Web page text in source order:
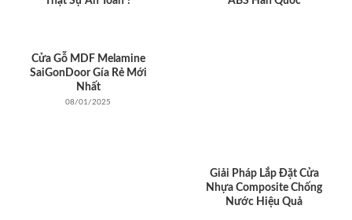
Cửa Gỗ MDF Melamine
SaiGonDoor Gía Rẻ Mới
Nhất
08/01/2025
Giải Pháp Lắp Đặt Cửa
Nhựa Composite Chống
Nước Hiệu Quả